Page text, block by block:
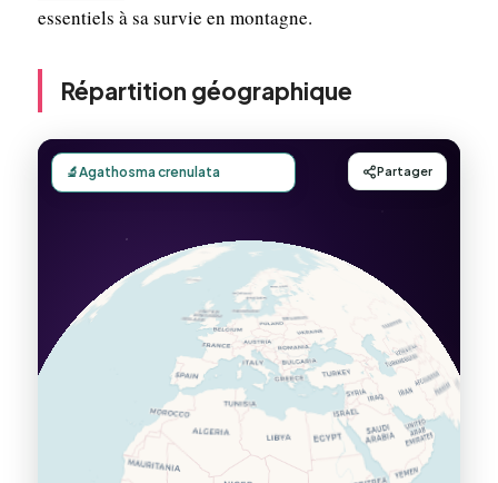
essentiels à sa survie en montagne.
Répartition géographique